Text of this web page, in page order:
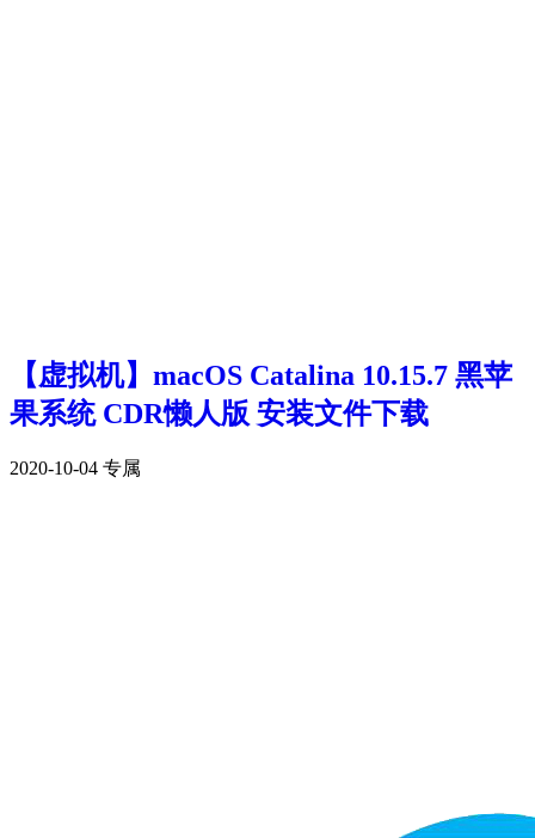
【虚拟机】macOS Catalina 10.15.7 黑苹
果系统 CDR懒人版 安装文件下载
2020-10-04 专属